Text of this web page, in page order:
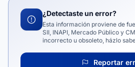
¿Detectaste un error?
Esta información proviene de
SII, INAPI, Mercado Público y
incorrecto u obsoleto, házlo
Reportar